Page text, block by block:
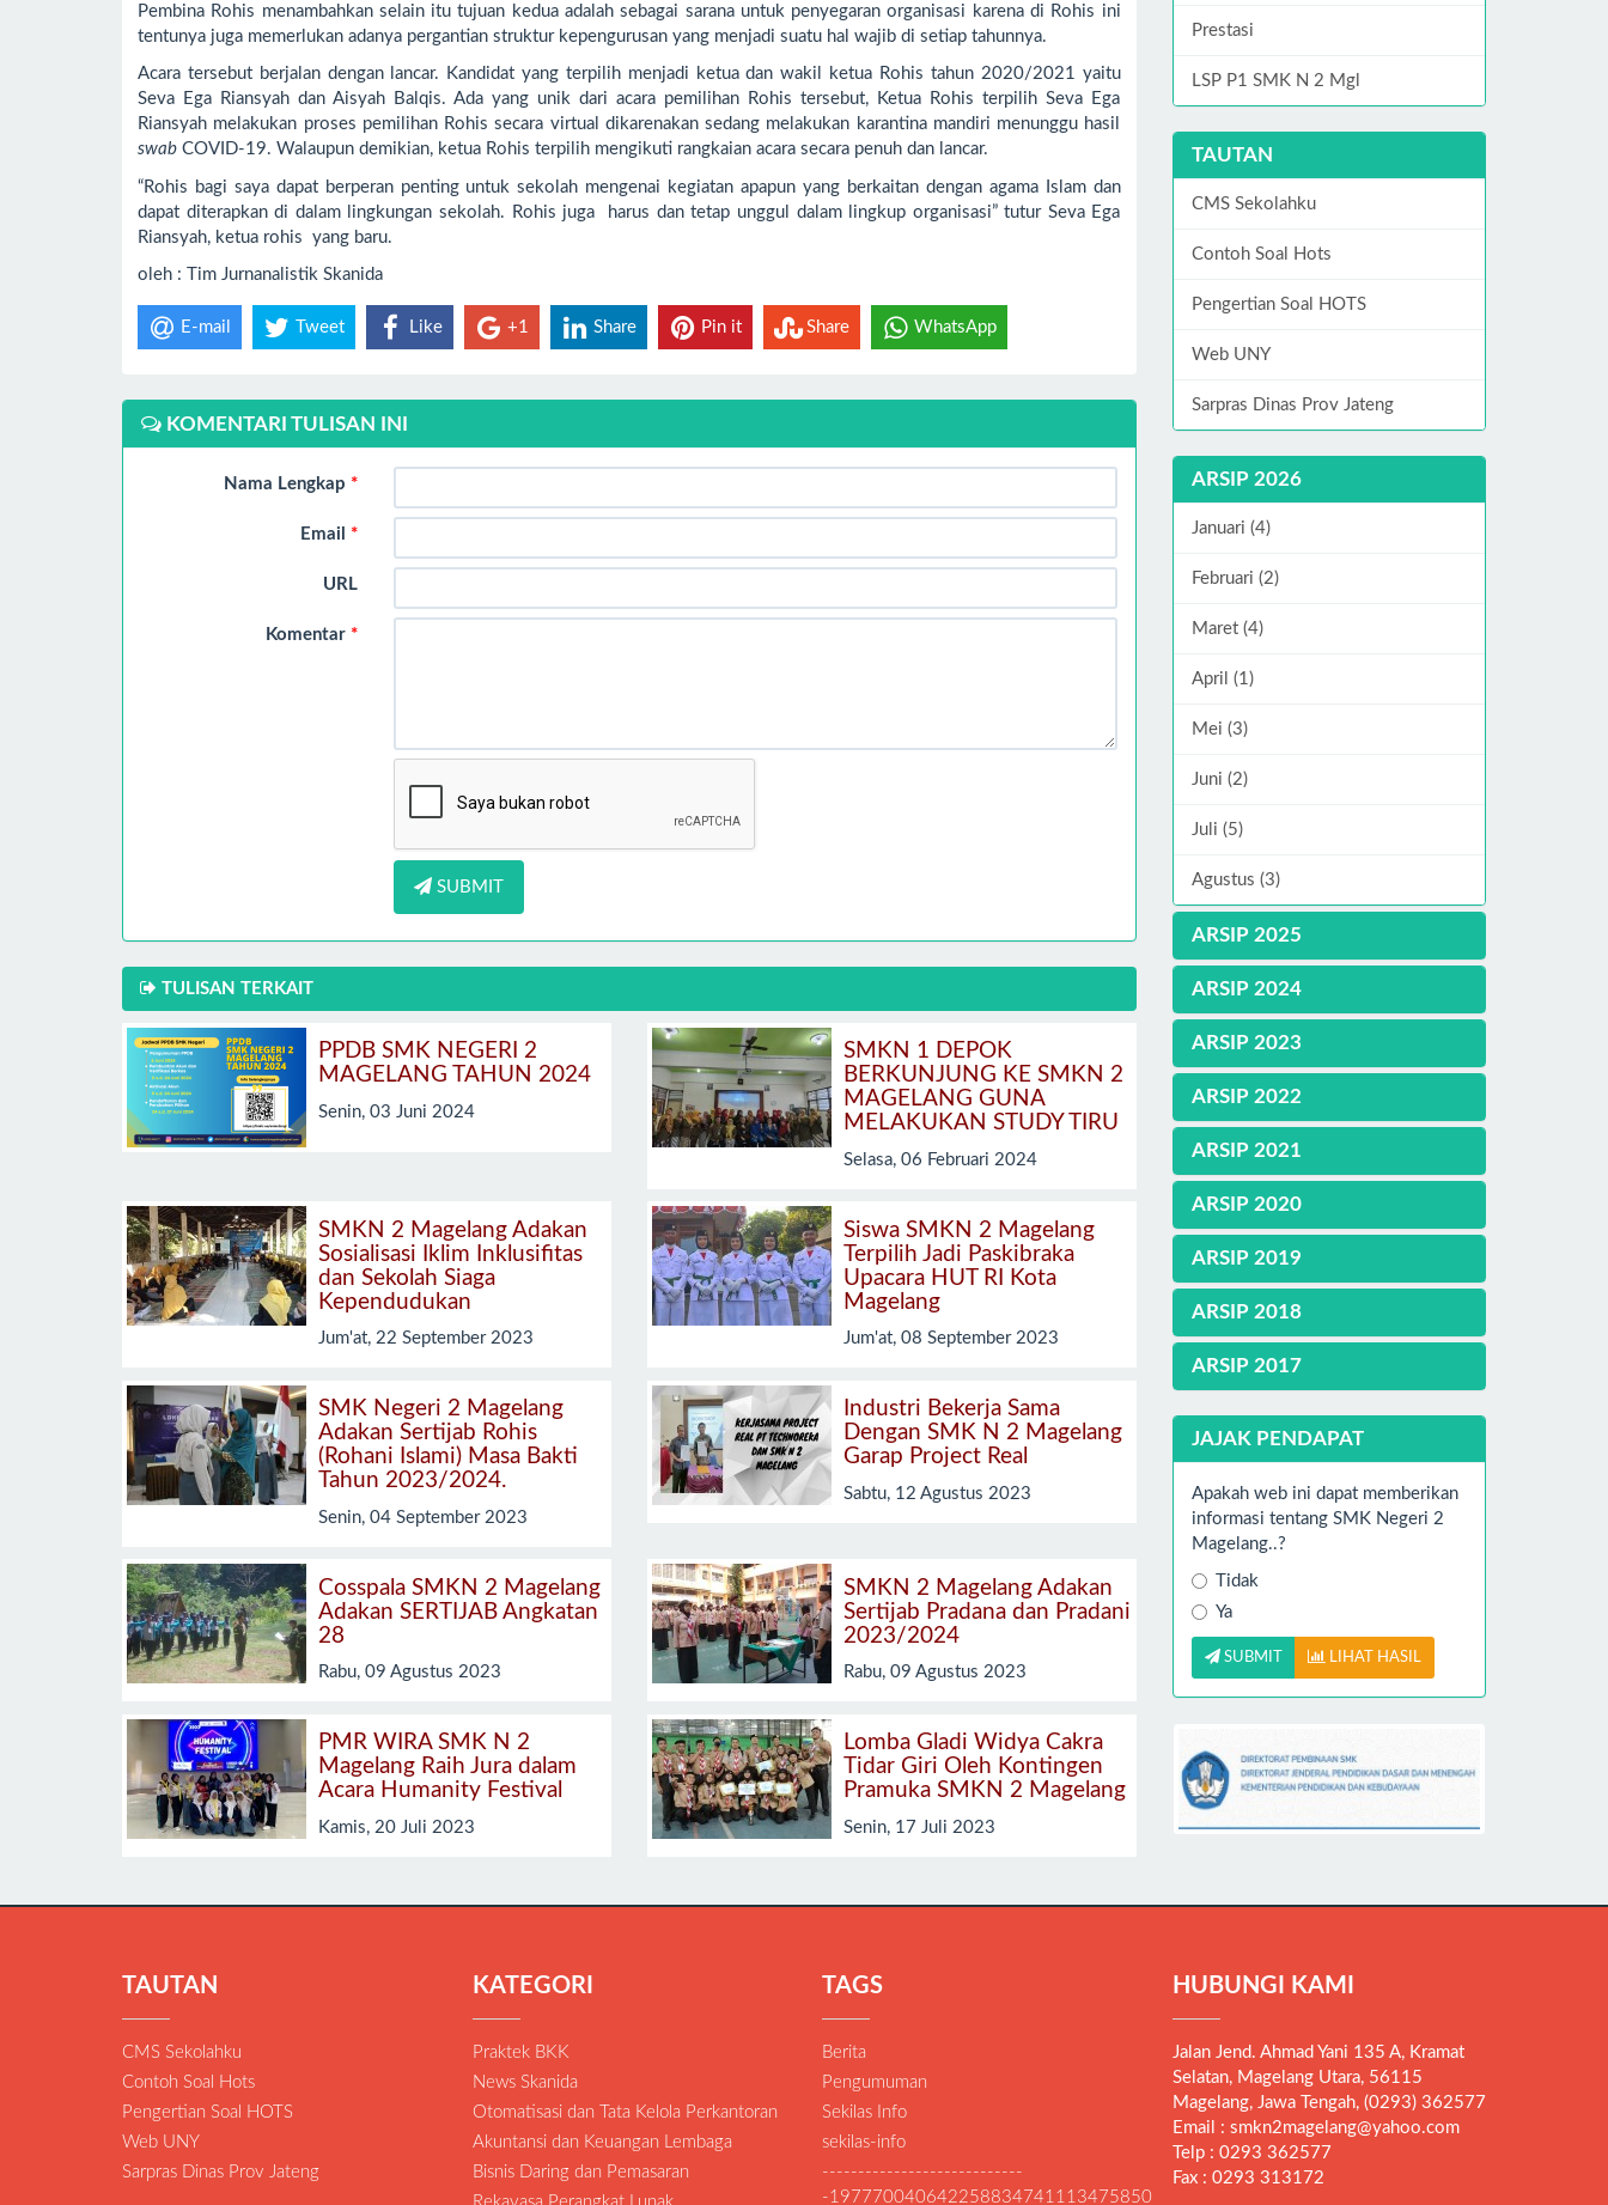
Pembina Rohis menambahkan selain itu tujuan kedua adalah sebagai sarana untuk penyegaran organisasi karena di Rohis ini
tentunya juga memerlukan adanya pergantian struktur kepengurusan yang menjadi suatu hal wajib di setiap tahunnya.
Acara tersebut berjalan dengan lancar. Kandidat yang terpilih menjadi ketua dan wakil ketua Rohis tahun 2020/2021 yaitu
Seva Ega Riansyah dan Aisyah Balqis. Ada yang unik dari acara pemilihan Rohis tersebut, Ketua Rohis terpilih Seva Ega
Riansyah melakukan proses pemilihan Rohis secara virtual dikarenakan sedang melakukan karantina mandiri menunggu hasil
swab COVID-19. Walaupun demikian, ketua Rohis terpilih mengikuti rangkaian acara secara penuh dan lancar.
“Rohis bagi saya dapat berperan penting untuk sekolah mengenai kegiatan apapun yang berkaitan dengan agama Islam dan
dapat diterapkan di dalam lingkungan sekolah. Rohis juga harus dan tetap unggul dalam lingkup organisasi” tutur Seva Ega
Riansyah, ketua rohis yang baru.
oleh : Tim Jurnanalistik Skanida
E-mail Tweet Like +1 Share Pin it Share WhatsApp
KOMENTARI TULISAN INI
Nama Lengkap *
Email *
URL
Komentar *
SUBMIT
TULISAN TERKAIT
PPDB SMK NEGERI 2
MAGELANG TAHUN 2024
Senin, 03 Juni 2024
SMKN 1 DEPOK
BERKUNJUNG KE SMKN 2
MAGELANG GUNA
MELAKUKAN STUDY TIRU
Selasa, 06 Februari 2024
SMKN 2 Magelang Adakan
Sosialisasi Iklim Inklusifitas
dan Sekolah Siaga
Kependudukan
Jum'at, 22 September 2023
Siswa SMKN 2 Magelang
Terpilih Jadi Paskibraka
Upacara HUT RI Kota
Magelang
Jum'at, 08 September 2023
SMK Negeri 2 Magelang
Adakan Sertijab Rohis
(Rohani Islami) Masa Bakti
Tahun 2023/2024.
Senin, 04 September 2023
Industri Bekerja Sama
Dengan SMK N 2 Magelang
Garap Project Real
Sabtu, 12 Agustus 2023
Cosspala SMKN 2 Magelang
Adakan SERTIJAB Angkatan
28
Rabu, 09 Agustus 2023
SMKN 2 Magelang Adakan
Sertijab Pradana dan Pradani
2023/2024
Rabu, 09 Agustus 2023
PMR WIRA SMK N 2
Magelang Raih Jura dalam
Acara Humanity Festival
Kamis, 20 Juli 2023
Lomba Gladi Widya Cakra
Tidar Giri Oleh Kontingen
Pramuka SMKN 2 Magelang
Senin, 17 Juli 2023
Prestasi
LSP P1 SMK N 2 Mgl
TAUTAN
CMS Sekolahku
Contoh Soal Hots
Pengertian Soal HOTS
Web UNY
Sarpras Dinas Prov Jateng
ARSIP 2026
Januari (4)
Februari (2)
Maret (4)
April (1)
Mei (3)
Juni (2)
Juli (5)
Agustus (3)
ARSIP 2025
ARSIP 2024
ARSIP 2023
ARSIP 2022
ARSIP 2021
ARSIP 2020
ARSIP 2019
ARSIP 2018
ARSIP 2017
JAJAK PENDAPAT
Apakah web ini dapat memberikan
informasi tentang SMK Negeri 2
Magelang..?
Tidak
Ya
SUBMIT LIHAT HASIL
TAUTAN
CMS Sekolahku
Contoh Soal Hots
Pengertian Soal HOTS
Web UNY
Sarpras Dinas Prov Jateng
KATEGORI
Praktek BKK
News Skanida
Otomatisasi dan Tata Kelola Perkantoran
Akuntansi dan Keuangan Lembaga
Bisnis Daring dan Pemasaran
TAGS
Berita
Pengumuman
Sekilas Info
sekilas-info
----------------------------
-197770040642258834741113475850
HUBUNGI KAMI
Jalan Jend. Ahmad Yani 135 A, Kramat
Selatan, Magelang Utara, 56115
Magelang, Jawa Tengah, (0293) 362577
Email : smkn2magelang@yahoo.com
Telp : 0293 362577
Fax : 0293 313172